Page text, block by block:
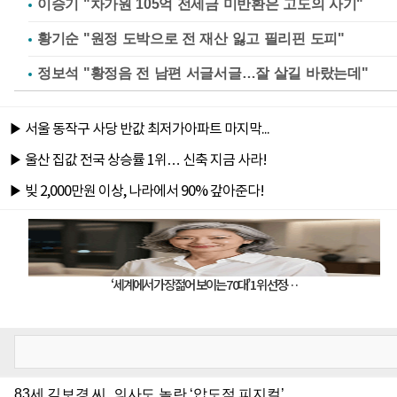
이승기 "차가원 105억 전세금 미반환은 고도의 사기"
황기순 "원정 도박으로 전 재산 잃고 필리핀 도피"
정보석 "황정음 전 남편 서글서글…잘 살길 바랐는데"